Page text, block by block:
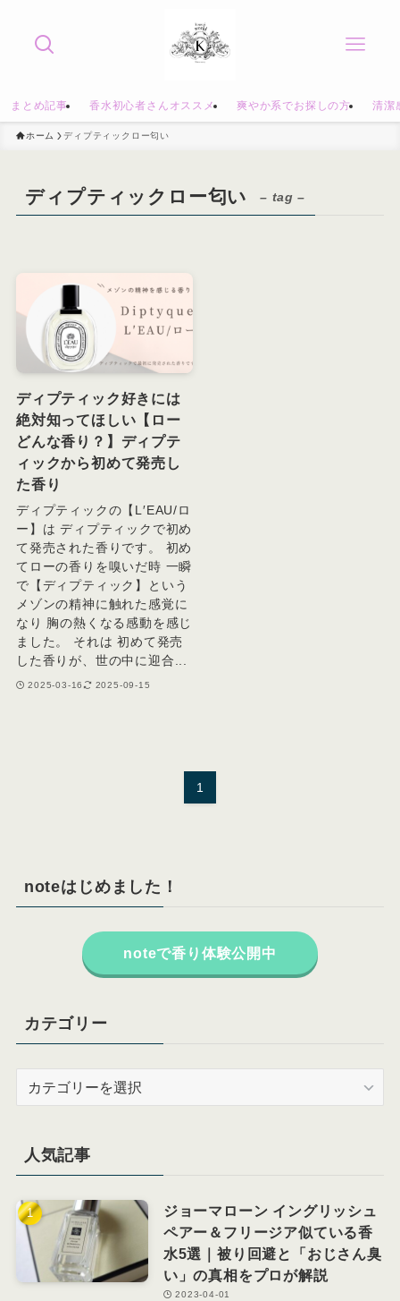
まとめ記事 香水初心者さんオススメ 爽やか系でお探しの方 清潔
ホーム ディプティックロー匂い
ディプティックロー匂い – tag –
ディプティック好きには
絶対知ってほしい【ロー
どんな香り？】ディプテ
ィックから初めて発売し
た香り
ディプティックの【L′EAU/ロ
ー】は ディプティックで初め
て発売された香りです。 初め
てローの香りを嗅いだ時 一瞬
で【ディプティック】という
メゾンの精神に触れた感覚に
なり 胸の熱くなる感動を感じ
ました。 それは 初めて発売
した香りが、世の中に迎合...
2025-03-16 2025-09-15
1
noteはじめました！
noteで香り体験公開中
カテゴリー
ー
人気記事
ジョーマローン イングリッシュ
ペアー＆フリージア似ている香
水5選｜被り回避と「おじさん臭
い」の真相をプロが解説
2023-04-01